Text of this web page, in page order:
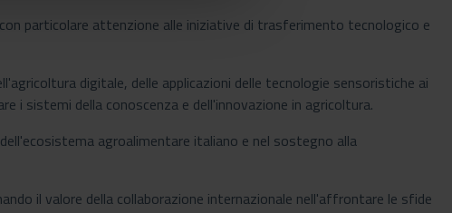
particolare attenzione alle iniziative di trasferimento tecnologico e
digitale, delle applicazioni delle tecnologie sensoristiche ai
i sistemi della conoscenza e dell'innovazione in agricoltura.
agroalimentare italiano e nel sostegno alla
il valore della collaborazione internazionale nell'affrontare le sfide